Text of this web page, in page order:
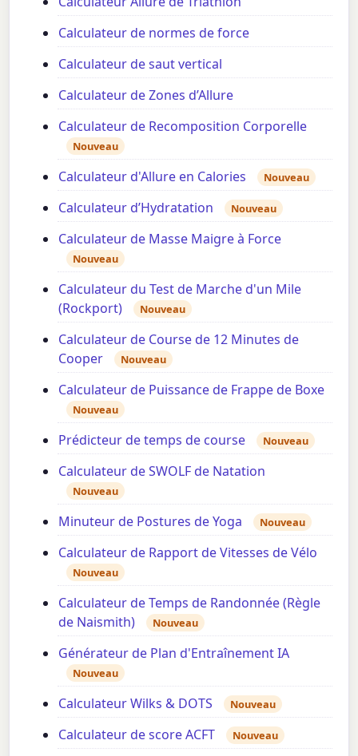
Calculateur de normes de force
Calculateur de saut vertical
Calculateur de Zones d’Allure
Calculateur de Recomposition Corporelle
Nouveau
Calculateur d'Allure en Calories Nouveau
Calculateur d’Hydratation Nouveau
Calculateur de Masse Maigre à Force
Nouveau
Calculateur du Test de Marche d'un Mile
(Rockport)
Nouveau
Calculateur de Course de 12 Minutes de
Cooper
Nouveau
Calculateur de Puissance de Frappe de Boxe
Nouveau
Prédicteur de temps de course Nouveau
Calculateur de SWOLF de Natation
Nouveau
Minuteur de Postures de Yoga Nouveau
Calculateur de Rapport de Vitesses de Vélo
Nouveau
Calculateur de Temps de Randonnée (Règle
de Naismith)
Nouveau
Générateur de Plan d'Entraînement IA
Nouveau
Calculateur Wilks & DOTS Nouveau
Calculateur de score ACFT Nouveau